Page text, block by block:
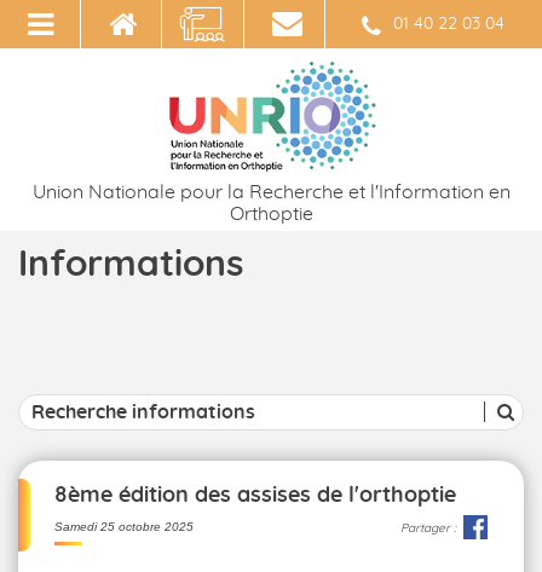
01 40 22 03 04
Union Nationale pour la Recherche et l'Information en
Orthoptie
Informations
8ème édition des assises de l'orthoptie
Samedi 25 octobre 2025 Partager :